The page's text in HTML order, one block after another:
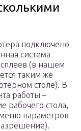
подключено
система
(в нашем
таким же
столе). В
работы –
рабочего стола,
параметров